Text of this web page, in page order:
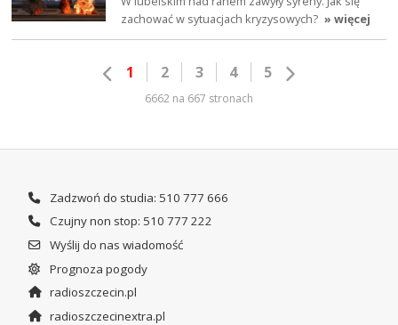
zachować w sytuacjach kryzysowych? » więcej
1 2 3 4 5
6662 na 667 stronach
Zadzwoń do studia: 510 777 666
Czujny non stop: 510 777 222
Wyślij do nas wiadomość
Prognoza pogody
radioszczecin.pl
radioszczecinextra.pl